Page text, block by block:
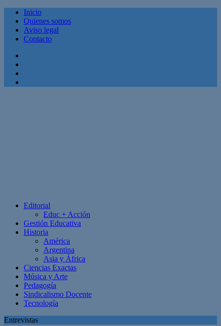
Inicio
Quienes somos
Aviso legal
Contacto
Editorial
Educ + Acción
Gestión Educativa
Historia
América
Argentina
Asia y África
Ciencias Exactas
Música y Arte
Pedagogía
Sindicalismo Docente
Tecnología
Entrevistas